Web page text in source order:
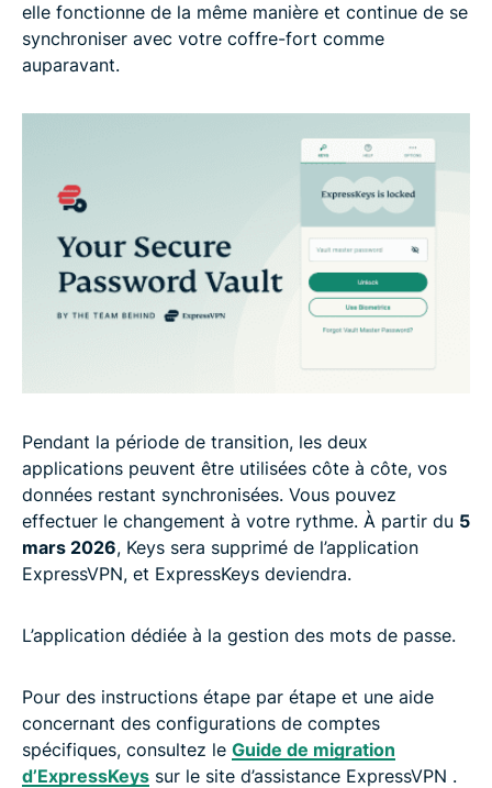
elle fonctionne de la même manière et continue de se
synchroniser avec votre coffre-fort comme
auparavant.
Pendant la période de transition, les deux
applications peuvent être utilisées côte à côte, vos
données restant synchronisées. Vous pouvez
effectuer le changement à votre rythme. À partir du 5
mars 2026, Keys sera supprimé de l’application
ExpressVPN, et ExpressKeys deviendra.
L’application dédiée à la gestion des mots de passe.
Pour des instructions étape par étape et une aide
concernant des configurations de comptes
spécifiques, consultez le Guide de migration
d’ExpressKeys sur le site d’assistance ExpressVPN .